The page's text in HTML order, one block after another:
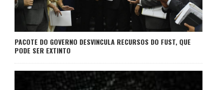
PACOTE DO GOVERNO DESVINCULA RECURSOS DO FUST, QUE
PODE SER EXTINTO